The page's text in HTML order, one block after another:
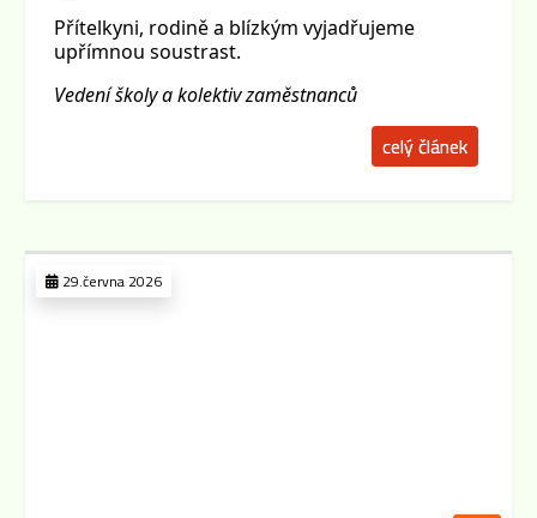
Přítelkyni, rodině a blízkým vyjadřujeme
upřímnou soustrast.
Vedení školy a kolektiv zaměstnanců
celý článek
29.června 2026